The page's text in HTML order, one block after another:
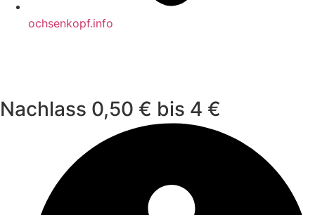
ochsenkopf.info
Nachlass 0,50 € bis 4 €